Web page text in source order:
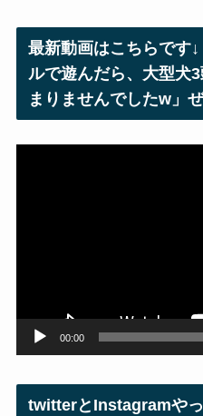
ス
最新動画はこちらです
ルで遊んだら、大型犬
まりませんでしたw」
00:00
twitterとInstagramや